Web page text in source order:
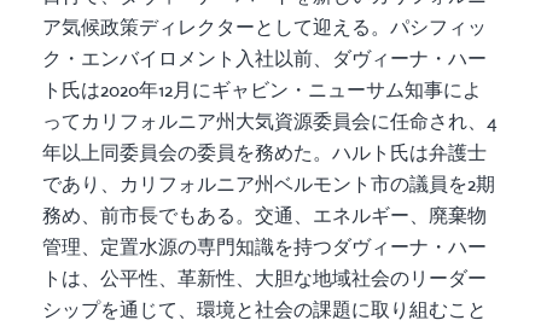
ア気候政策ディレクターとして迎える。パシフィッ
ク・エンバイロメント入社以前、ダヴィーナ・ハー
ト氏は2020年12月にギャビン・ニューサム知事によ
ってカリフォルニア州大気資源委員会に任命され、4
年以上同委員会の委員を務めた。ハルト氏は弁護士
であり、カリフォルニア州ベルモント市の議員を2期
務め、前市長でもある。交通、エネルギー、廃棄物
管理、定置水源の専門知識を持つダヴィーナ・ハー
トは、公平性、革新性、大胆な地域社会のリーダー
シップを通じて、環境と社会の課題に取り組むこと